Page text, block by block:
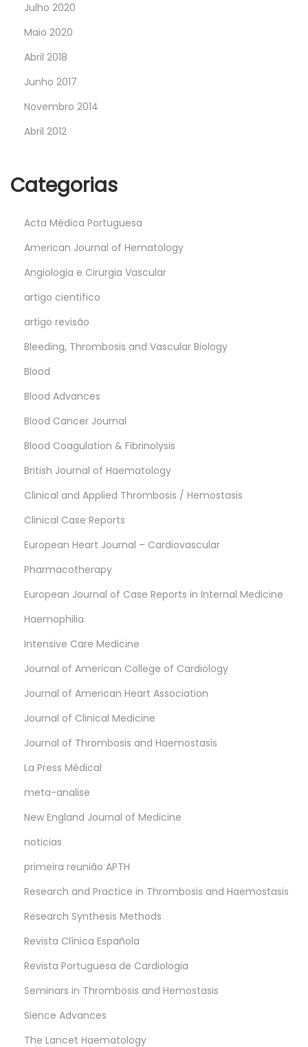
Julho 2020
Maio 2020
Abril 2018
Junho 2017
Novembro 2014
Abril 2012
Categorias
Acta Médica Portuguesa
American Journal of Hematology
Angiologia e Cirurgia Vascular
artigo cientifico
artigo revisão
Bleeding, Thrombosis and Vascular Biology
Blood
Blood Advances
Blood Cancer Journal
Blood Coagulation & Fibrinolysis
British Journal of Haematology
Clinical and Applied Thrombosis / Hemostasis
Clinical Case Reports
European Heart Journal – Cardiovascular
Pharmacotherapy
European Journal of Case Reports in Internal Medicine
Haemophilia
Intensive Care Medicine
Journal of American College of Cardiology
Journal of American Heart Association
Journal of Clinical Medicine
Journal of Thrombosis and Haemostasis
La Press Médical
meta-analise
New England Journal of Medicine
noticias
primeira reunião APTH
Research and Practice in Thrombosis and Haemostasis
Research Synthesis Methods
Revista Clínica Española
Revista Portuguesa de Cardiologia
Seminars in Thrombosis and Hemostasis
Sience Advances
The Lancet Haematology